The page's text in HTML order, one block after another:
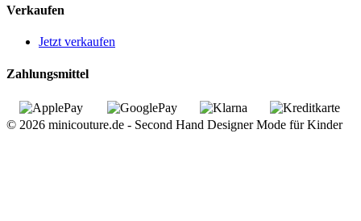
Verkaufen
Jetzt verkaufen
Zahlungsmittel
© 2026 minicouture.de - Second Hand Designer Mode für Kinder